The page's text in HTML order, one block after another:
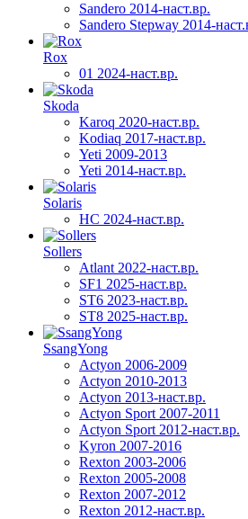
Sandero 2014-наст.вр.
Sandero Stepway 2014-
Rox
01 2024-наст.вр.
Skoda
Karoq 2020-наст.вр.
Kodiaq 2017-наст.вр.
Yeti 2009-2013
Yeti 2014-наст.вр.
Solaris
HC 2024-наст.вр.
Sollers
Atlant 2022-наст.вр.
SF1 2025-наст.вр.
ST6 2023-наст.вр.
ST8 2025-наст.вр.
SsangYong
Actyon 2006-2009
Actyon 2010-2013
Actyon 2013-наст.вр.
Actyon Sport 2007-2011
Actyon Sport 2012-наст.вр.
Kyron 2007-2016
Rexton 2003-2006
Rexton 2005-2008
Rexton 2007-2012
Rexton 2012-наст.вр.